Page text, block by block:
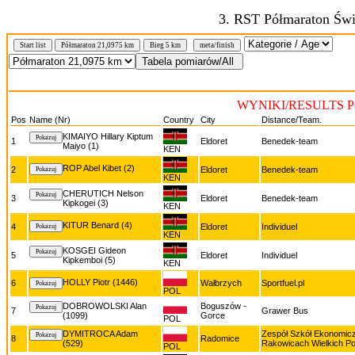
3. RST Półmaraton
Start list Półmaraton 21,0975 km Bieg 5 km meta/finish
WYNIKI/RESULTS
Pos Name (Nr) Country City Distance/Team.
1
KIMAIYO Hillary Kiptum
Maiyo (1)
KEN
Eldoret Benedek-team
2
ROP Abel Kibet (2)
KEN
Eldoret Benedek-team
3
CHERUTICH Nelson
Kipkogei (3)
KEN
Eldoret Benedek-team
4
KITUR Benard (4)
KEN
Eldoret Individuel
5
KOSGEI Gideon
Kipkemboi (5)
KEN
Eldoret Individuel
6
HOLLY Piotr (1446)
POL
Wałbrzych Sportfuel.pl
7
DOBROWOLSKI Alan
(1099)
POL
Boguszów -
Gorce
Grawer Bus
8
DYMITROCA Adam
(529)
POL
Radomice
Zespół Szkół
Rakowicach Wielkich